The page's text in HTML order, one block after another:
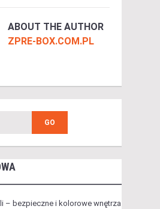
ABOUT THE AUTHOR
ZPRE-BOX.COM.PL
– bezpieczne i kolorowe wnętrza